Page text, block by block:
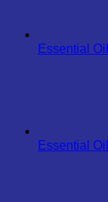
Essential Oil
Essential Oil